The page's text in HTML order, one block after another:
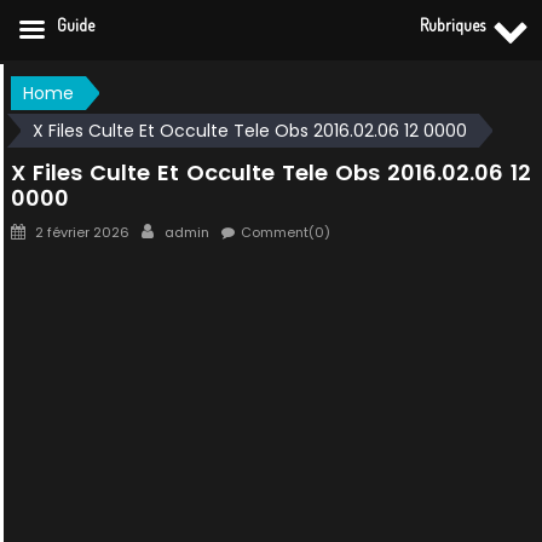
Skip
to
content
Home
X Files Culte Et Occulte Tele Obs 2016.02.06 12 0000
X Files Culte Et Occulte Tele Obs 2016.02.06 12
0000
Posted
2 février 2026 Author
admin Comment(0)
Guide Rubriques